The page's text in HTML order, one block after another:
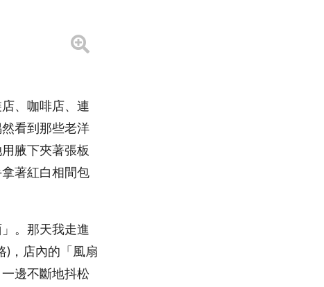
、咖啡店、連
看到那些老洋
腋下夾著張板
著紅白相間包
。那天我走進
)，店內的「風扇
邊不斷地抖松